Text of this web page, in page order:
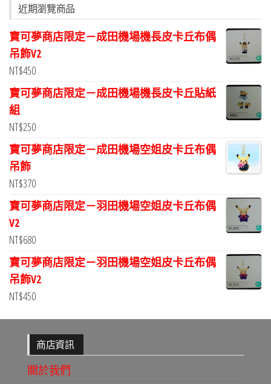
近期瀏覽商品
寶可夢商店限定－成田機場機長皮卡丘布偶
吊飾V2
NT$450
寶可夢商店限定－成田機場機長皮卡丘貼紙
組
NT$250
寶可夢商店限定－成田機場空姐皮卡丘布偶
吊飾
NT$370
寶可夢商店限定－羽田機場空姐皮卡丘布偶
V2
NT$680
寶可夢商店限定－羽田機場空姐皮卡丘布偶
吊飾V2
NT$450
商店資訊
關於我們